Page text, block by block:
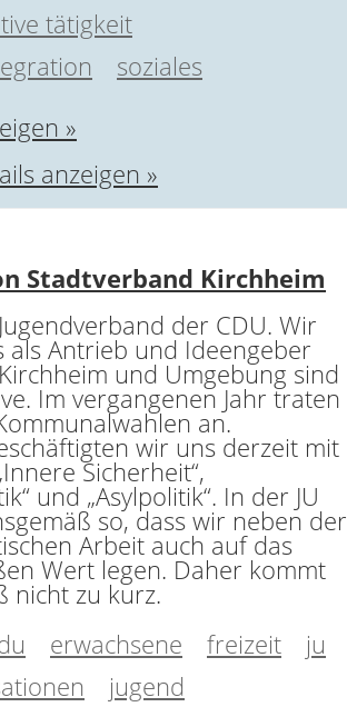
tätigkeit
soziales
»
anzeigen »
Stadtverband Kirchheim
der CDU. Wir
als Antrieb und Ideengeber
und Umgebung sind
Im vergangenen Jahr traten
an.
wir uns derzeit mit
Sicherheit“,
und „Asylpolitik“. In der JU
so, dass wir neben der
Arbeit auch auf das
Wert legen. Daher kommt
nicht zu kurz.
erwachsene freizeit
ju
jugend